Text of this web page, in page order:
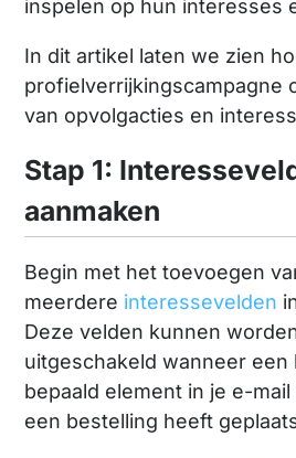
inspelen op hun interesses
In dit artikel laten we zien
profielverrijkingscampagne
van opvolgacties en
Stap 1:
aanmaken
Begin met het toevoegen
meerdere interessevelden
Deze velden kunnen
uitgeschakeld wanneer een
bepaald element in je e-
een bestelling heeft